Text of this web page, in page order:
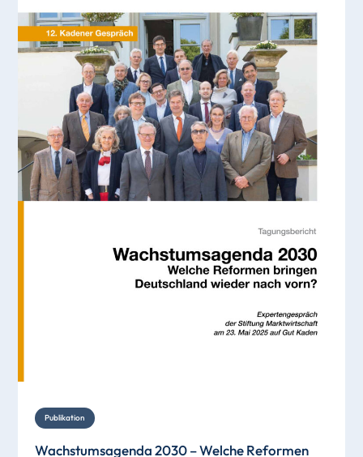
Publikation
Wachstumsagenda 2030 – Welche Reformen